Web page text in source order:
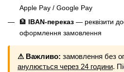
Apple Pay / Google Pay
🏦 IBAN-переказ — реквізити
оформлення замовлення
⚠ Важливо: замовлення без
анулюється через 24 години.